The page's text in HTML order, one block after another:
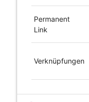
Permanent
Link
Verknüpfungen